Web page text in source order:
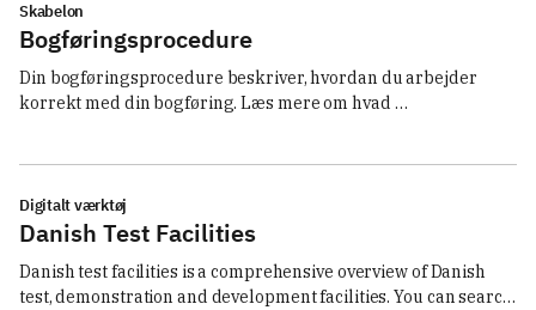
Skabelon
Bogføringsprocedure
Din bogføringsprocedure beskriver, hvordan du arbejder
korrekt med din bogføring. Læs mere om hvad
Digitalt værktøj
Danish Test Facilities
Danish test facilities is a comprehensive overview of Danish
test, demonstration and development facilities. You can search